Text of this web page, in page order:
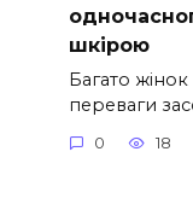
шкірою
Багато
переваги
0 18